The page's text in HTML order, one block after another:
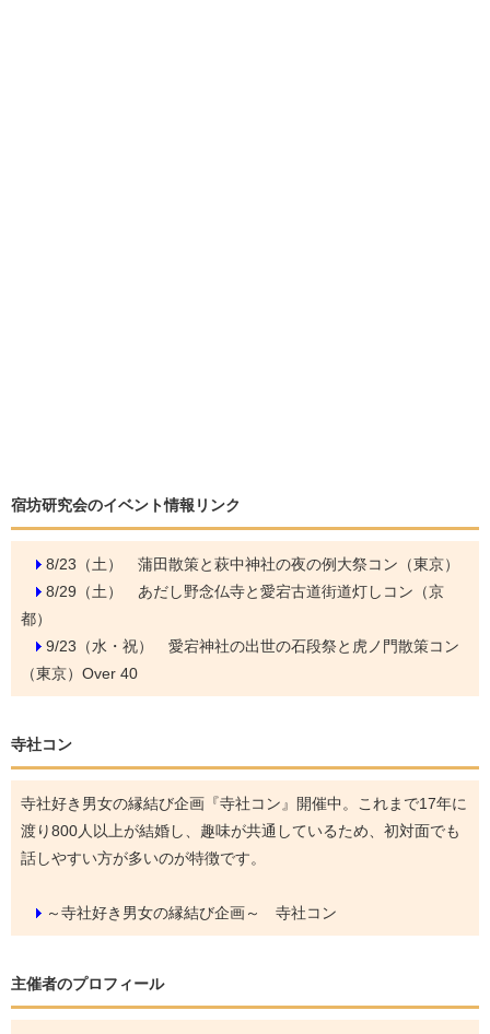
宿坊研究会のイベント情報リンク
8/23（土） 蒲田散策と萩中神社の夜の例大祭コン（東京）
8/29（土） あだし野念仏寺と愛宕古道街道灯しコン（京
都）
9/23（水・祝） 愛宕神社の出世の石段祭と虎ノ門散策コン
（東京）Over 40
寺社コン
寺社好き男女の縁結び企画『寺社コン』開催中。これまで17年に
渡り800人以上が結婚し、趣味が共通しているため、初対面でも
話しやすい方が多いのが特徴です。
～寺社好き男女の縁結び企画～ 寺社コン
主催者のプロフィール